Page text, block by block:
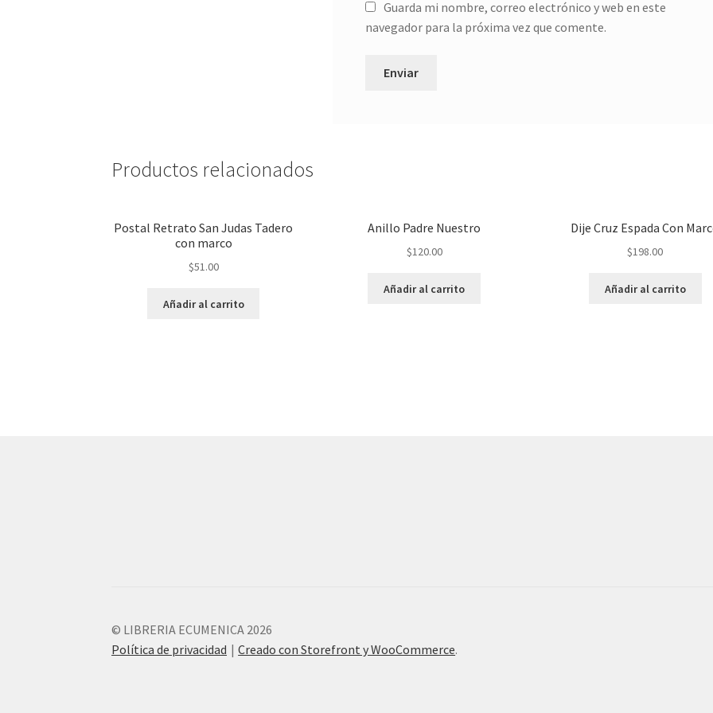
Guarda mi nombre, correo electrónico y web en este
navegador para la próxima vez que comente.
Productos relacionados
Postal Retrato San Judas Tadero
con marco
$51.00
Añadir al carrito
Anillo Padre Nuestro
$120.00
Añadir al carrito
Dije Cruz Espada Con
$198.00
Añadir al carrito
© LIBRERIA ECUMENICA 2026
Política de privacidad
Creado con Storefront y WooCommerce.